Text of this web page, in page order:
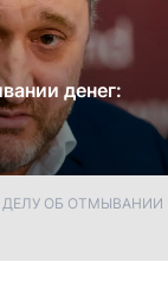
денег:
ОБ ОТМЫВАНИИ